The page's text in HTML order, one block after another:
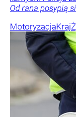
Od rana posypią
MotoryzacjaKraj